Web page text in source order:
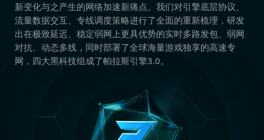
新变化与之产生的网络加速新痛点。我们对引擎底层协议、
流量数据交互、专线调度策略进行了全面的重新梳理，研发
出在极致延迟、稳定弱网上更具优势的实时多路发包、弱网
对抗、动态多线，同时部署了全球海量游戏独享的高速专
网，四大黑科技组成了帕拉斯引擎3.0。